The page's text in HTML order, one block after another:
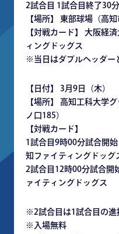
2試合目 1試合目終了30
【場所】 東部球場（高
【対戦カード】 大阪経
ィングドッグス
※当日はダブルヘッダー
【日付】 3月9日（木）
【場所】 高知工科大学
ノ口185）
【対戦カード】
1試合目9時00分試合開
知ファイティングドッグ
2試合目12時00分試合開
ァイティングドッグス
※2試合目は1試合目の進
※入場無料